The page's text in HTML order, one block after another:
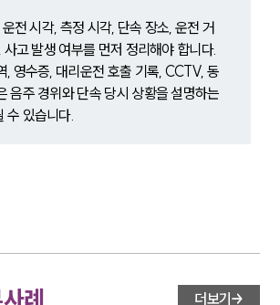
전 시각, 측정 시각, 단속 장소, 운전 거
사고 발생 여부를 먼저 정리해야 합니다.
, 영수증, 대리운전 호출 기록, CCTV, 동
음주 경위와 단속 당시 상황을 설명하는
수 있습니다.
례 더보기